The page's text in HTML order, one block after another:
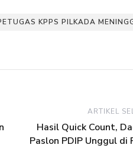
KPPS PILKADA
ARTIKEL
Hasil Quick Count,
Paslon PDIP Unggul di